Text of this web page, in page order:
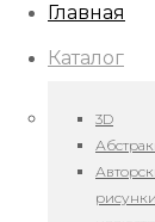
Главная
Каталог
3D